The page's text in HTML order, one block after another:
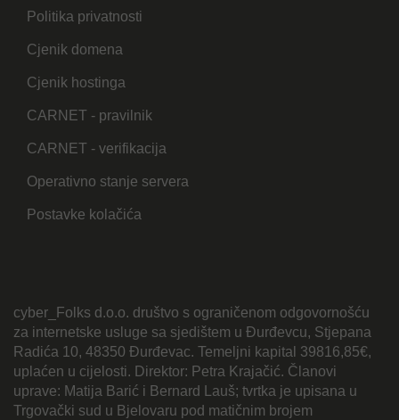
Politika privatnosti
Cjenik domena
Cjenik hostinga
CARNET - pravilnik
CARNET - verifikacija
Operativno stanje servera
Postavke kolačića
cyber_Folks d.o.o. društvo s ograničenom odgovornošću
za internetske usluge sa sjedištem u Đurđevcu, Stjepana
Radića 10, 48350 Đurđevac. Temeljni kapital 39816,85€,
uplaćen u cijelosti. Direktor: Petra Krajačić. Članovi
uprave: Matija Barić i Bernard Lauš; tvrtka je upisana u
Trgovački sud u Bjelovaru pod matičnim brojem